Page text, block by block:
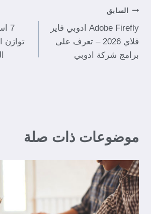
السابق
Adobe Firefly ادوبي فاير
فلاي 2026 – تعرف على
برامج شركة ادوبي
7
توازن
موضوعات ذات صلة